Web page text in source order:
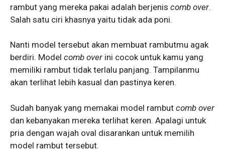
rambut yang mereka pakai adalah berjenis comb over.
Salah satu ciri khasnya yaitu tidak ada poni.
Nanti model tersebut akan membuat rambutmu agak
berdiri. Model comb over ini cocok untuk kamu yang
memiliki rambut tidak terlalu panjang. Tampilanmu
akan terlihat lebih kasual dan pastinya keren.
Sudah banyak yang memakai model rambut comb over
dan kebanyakan mereka terlihat keren. Apalagi untuk
pria dengan wajah oval disarankan untuk memilih
model rambut tersebut.